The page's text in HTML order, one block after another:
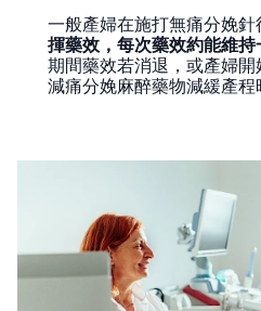
一般產婦在施打無痛分娩針
揮藥效，每次藥效約能維
期間藥效若消退，或產婦
減痛分娩麻醉藥物減緩產程